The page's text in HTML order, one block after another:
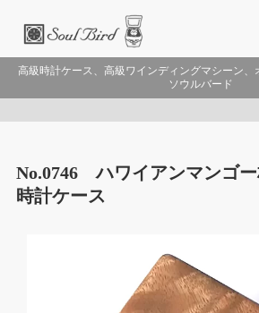
高級時計ケース、高級ワインディングマシーン
ソウルバード
No.0746 ハワイアンマンゴ
時計ケース